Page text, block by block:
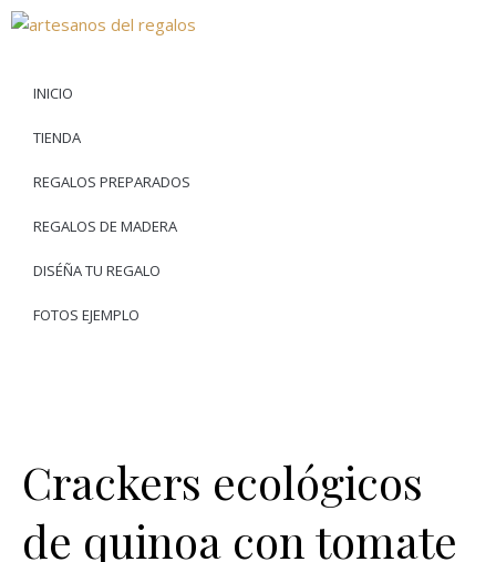
INICIO
TIENDA
REGALOS PREPARADOS
REGALOS DE MADERA
DISÉÑA TU REGALO
FOTOS EJEMPLO
Crackers ecológicos
de quinoa con tomate